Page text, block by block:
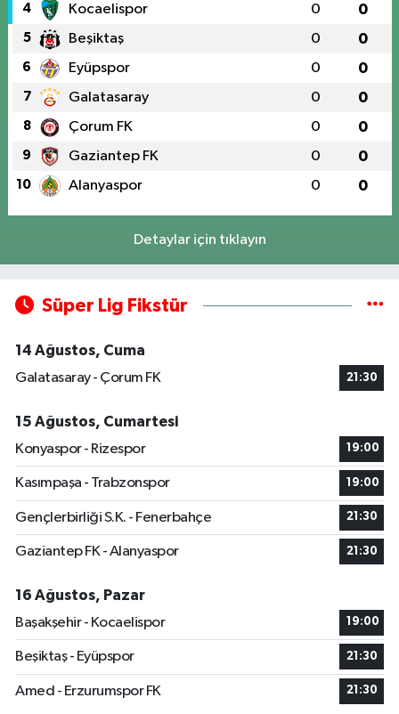
4 Kocaelispor 0 0
5 Beşiktaş 0 0
6 Eyüpspor 0 0
7 Galatasaray 0 0
8 Çorum FK 0 0
9 Gaziantep FK 0 0
10 Alanyaspor 0 0
Detaylar için tıklayın
Süper Lig Fikstür
14 Ağustos, Cuma
Galatasaray - Çorum FK
21:30
15 Ağustos, Cumartesi
Konyaspor - Rizespor
19:00
Kasımpaşa - Trabzonspor 19:00
Gençlerbirliği S.K. - Fenerbahçe 21:30
Gaziantep FK - Alanyaspor 21:30
16 Ağustos, Pazar
Başakşehir - Kocaelispor
19:00
Beşiktaş - Eyüpspor 21:30
Amed - Erzurumspor FK 21:30